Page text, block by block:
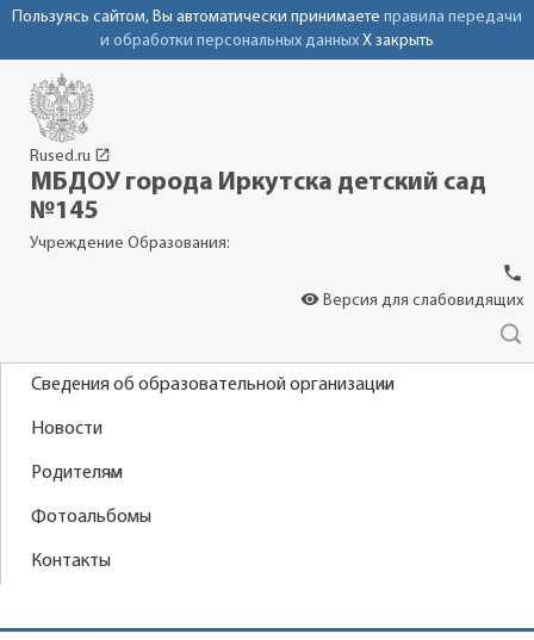
Пользуясь сайтом, Вы автоматически принимаете правила передачи
и обработки персональных данных X закрыть
Rused.ru launch
МБДОУ города Иркутска детский сад
№145
Учреждение Образования:
phone
visibility Версия для слабовидящих
Сведения об образовательной организации
Новости
Родителям
Фотоальбомы
Контакты